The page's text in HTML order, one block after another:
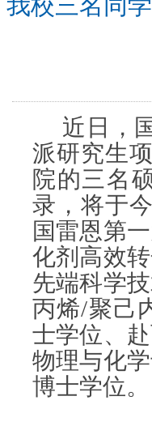
我校三名同
近日，
派研究生
院的三名
录，将于
国雷恩第
化剂高效
先端科学
丙烯/聚己
士学位、
物理与化
博士学位。